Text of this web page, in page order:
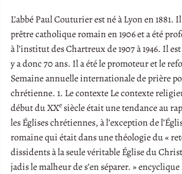
L’abbé Paul Couturier est né à Lyon en 1881.
prêtre catholique romain en 1906 et a été
à l’institut des Chartreux de 1907 à 1946. Il
y a donc 70 ans. Il a été le promoteur et le
Semaine annuelle internationale de prière
chrétienne. 1. Le contexte Le contexte
début du XXesiècle était une tendance au
les Églises chrétiennes, à l’exception de
romaine qui était dans une théologie du «
dissidents à la seule véritable Église du
jadis le malheur de s’en séparer. »